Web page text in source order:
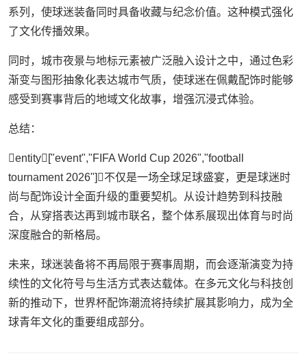
系列，使球迷装备同时具备收藏与纪念价值。这种模式强化
了文化传播效果。
同时，城市夜景与地标元素被广泛融入设计之中，通过色彩
渐变与图形抽象化表达城市气质，使球迷在佩戴配饰时能够
感受到赛事背后的地域文化故事，增强沉浸式体验。
总结：
entity["event","FIFA World Cup 2026","football
tournament 2026"]不仅是一场全球足球盛宴，更是球迷时
尚与配饰设计全面升级的重要契机。从设计趋势到科技融
合，从穿搭表达再到城市联名，整个体系展现出体育与时尚
深度融合的新格局。
未来，球迷装备将不再局限于赛事周期，而会逐渐演变为持
续性的文化符号与生活方式表达载体。在多元文化与科技创
新的推动下，世界杯配饰潮流将持续扩展其影响力，成为全
球青年文化的重要组成部分。